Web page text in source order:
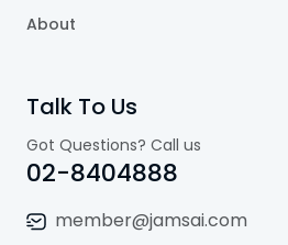
About
Talk To Us
Got Questions? Call us
02-8404888
member@jamsai.com